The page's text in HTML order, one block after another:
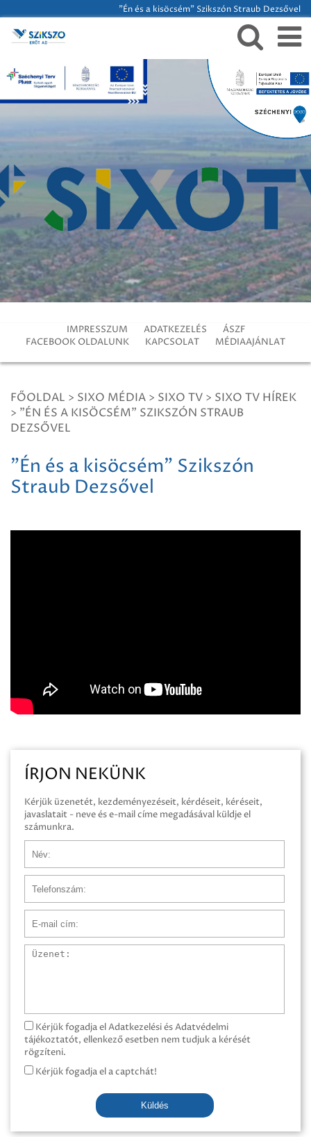
"Én és a kisöcsém" Szikszón Straub Dezsővel
IMPRESSZUM ADATKEZELÉS
ÁSZF
FACEBOOK OLDALUNK
KAPCSOLAT MÉDIAAJÁNLAT
FŐOLDAL > SIXO MÉDIA > SIXO TV > SIXO TV HÍREK
> "ÉN ÉS A KISÖCSÉM" SZIKSZÓN STRAUB
DEZSŐVEL
"Én és a kisöcsém" Szikszón
Straub Dezsővel
ÍRJON NEKÜNK
Kérjük üzenetét, kezdeményezéseit, kérdéseit, kéréseit,
javaslatait - neve és e-mail címe megadásával küldje el
számunkra.
Üzenet
Kérjük fogadja el Adatkezelési és Adatvédelmi
tájékoztatót, ellenkező esetben nem tudjuk a kérését
rögzíteni.
Kérjük fogadja el a captchát!
Küldés